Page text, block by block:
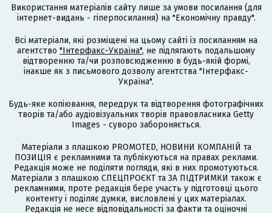
Використання матеріалів сайту лише за умови посилання (для
інтернет-видань - гіперпосилання) на "Економічну правду".
Всі матеріали, які розміщені на цьому сайті із посиланням на
агентство "Інтерфакс-Україна", не підлягають подальшому
відтворенню та/чи розповсюдженню в будь-якій формі,
інакше як з письмового дозволу агентства "Інтерфакс-
Україна".
Будь-яке копіювання, передрук та відтворення фотографічних
творів та/або аудіовізуальних творів правовласника Getty
Images - суворо забороняється.
Матеріали з плашкою PROMOTED, НОВИНИ КОМПАНІЙ та
ПОЗИЦІЯ є рекламними та публікуються на правах реклами.
Редакція може не поділяти погляди, які в них промотуються.
Матеріали з плашкою СПЕЦПРОЄКТ та ЗА ПІДТРИМКИ також є
рекламними, проте редакція бере участь у підготовці цього
контенту і поділяє думки, висловлені у цих матеріалах.
Редакція не несе відповідальності за факти та оціночні